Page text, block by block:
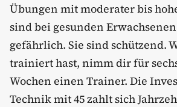
Übungen mit moderater bis
sind bei gesunden
gefährlich. Sie sind schützend.
trainiert hast, nimm dir für
Wochen einen Trainer. Die
Technik mit 45 zahlt sich